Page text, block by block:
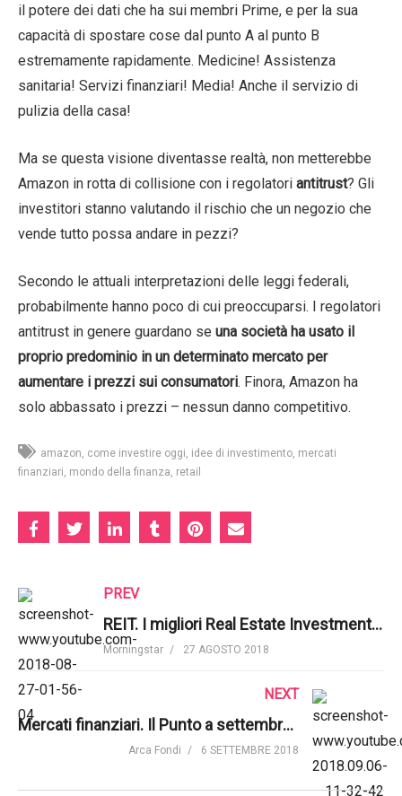
il potere dei dati che ha sui membri Prime, e per la sua
capacità di spostare cose dal punto A al punto B
estremamente rapidamente. Medicine! Assistenza
sanitaria! Servizi finanziari! Media! Anche il servizio di
pulizia della casa!
Ma se questa visione diventasse realtà, non metterebbe
Amazon in rotta di collisione con i regolatori antitrust? Gli
investitori stanno valutando il rischio che un negozio che
vende tutto possa andare in pezzi?
Secondo le attuali interpretazioni delle leggi federali,
probabilmente hanno poco di cui preoccuparsi. I regolatori
antitrust in genere guardano se una società ha usato il
proprio predominio in un determinato mercato per
aumentare i prezzi sui consumatori. Finora, Amazon ha
solo abbassato i prezzi – nessun danno competitivo.
amazon come investire oggi idee di investimento mercati
finanziari mondo della finanza retail
PREV
REIT. I migliori Real Estate Investment Trust per chi cerca rendimento | Morningstar
Morningstar 27 AGOSTO 2018
NEXT
Mercati finanziari. Il Punto a settembre 2018 – Lo scenario autunnale | Arca Fondi SGR
Arca Fondi 6 SETTEMBRE 2018